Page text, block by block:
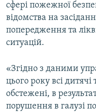
Усі сайти RFE/RL
сфері пожежної
відомства на
попередження та
ситуацій.
«Згідно з даними
цього року всі
обстежені, в
порушення в галузі